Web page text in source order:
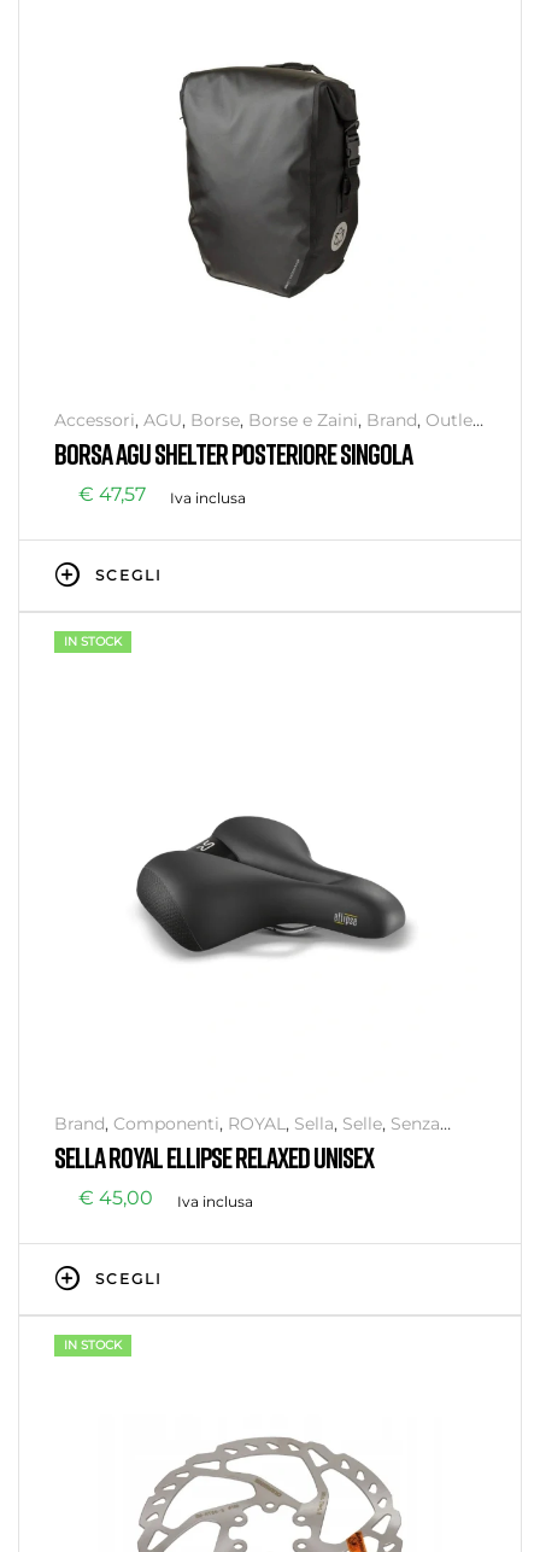
Accessori, AGU, Borse, Borse e Zaini, Brand, Outlet,
Senza categoria
BORSA AGU SHELTER POSTERIORE SINGOLA
€ 47,57 Iva inclusa
SCEGLI
IN STOCK
Brand, Componenti, ROYAL, Sella, Selle, Senza
categoria
SELLA ROYAL ELLIPSE RELAXED UNISEX
€ 45,00 Iva inclusa
SCEGLI
IN STOCK